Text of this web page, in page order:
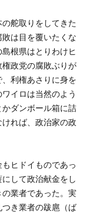
人々
内
舵取りをしてきた
は目を覆いたくな
根県はとりわけヒ
政党の腐敗ぶりが
利権あさりに身を
イロは当然のよう
ダンボール箱に詰
れば、政治家の政
ヒドイものであっ
して政治献金をし
業者であった。実
き業者の跋扈（ば